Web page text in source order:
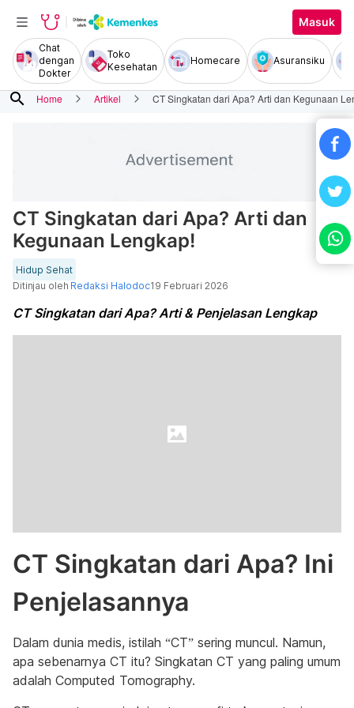
Masuk
Chat
dengan
Dokter
Toko
Kesehatan
Homecare Asuransiku
search Home Artikel CT Singkatan dari Apa? Arti dan Kegunaan
CT Singkatan dari Apa? Arti dan
Kegunaan Lengkap!
Hidup Sehat
Ditinjau oleh Redaksi Halodoc19 Februari 2026
CT Singkatan dari Apa? Arti & Penjelasan Lengkap
CT Singkatan dari Apa? Ini
Penjelasannya
Dalam dunia medis, istilah “CT” sering muncul. Namun,
apa sebenarnya CT itu? Singkatan CT yang paling umum
adalah Computed Tomography.